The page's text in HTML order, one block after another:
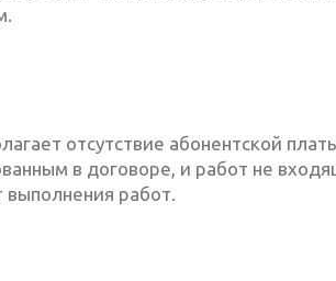
отсутствие абонентской
в договоре, и работ не
работ.